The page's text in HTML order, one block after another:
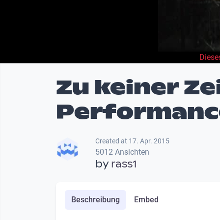
Zu keiner
Created at 17. Apr. 2015
5012 Ansichten
byrass1
Beschreibung Embed